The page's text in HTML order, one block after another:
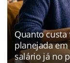
Quanto
planejada
salário já no